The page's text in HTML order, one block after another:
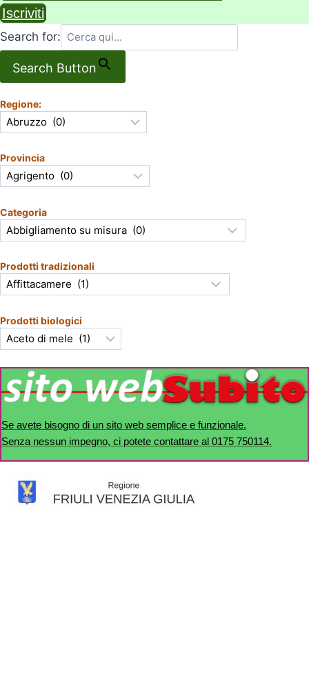
Iscriviti
Search for:
Search Button
Regione:
Provincia
Categoria
Prodotti tradizionali
Prodotti biologici
Se avete bisogno di un sito web semplice e funzionale.
Senza nessun impegno, ci potete contattare al 0175 750114.